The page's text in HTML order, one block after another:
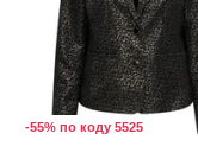
-55% по коду 5525